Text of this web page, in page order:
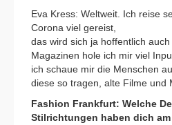
Eva Kress: Weltweit. Ich reise
Corona viel gereist,
das wird sich ja hoffentlich
Magazinen hole ich mir viel
ich schaue mir die Menschen
diese so tragen, alte Filme und
Fashion Frankfurt: Welche
Stilrichtungen haben dich